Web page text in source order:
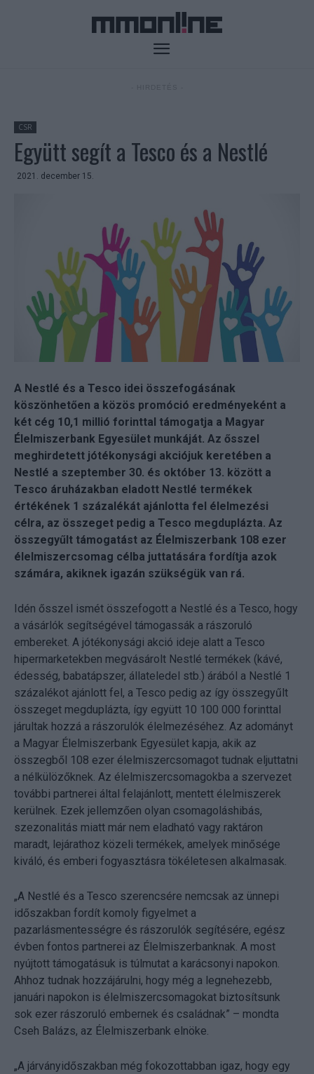
CSR
Együtt segít a Tesco és a Nestlé
2021. december 15.
A Nestlé és a Tesco idei összefogásának
köszönhetően a közös promóció eredményeként a
két cég 10,1 millió forinttal támogatja a Magyar
Élelmiszerbank Egyesület munkáját. Az ősszel
meghirdetett jótékonysági akciójuk keretében a
Nestlé a szeptember 30. és október 13. között a
Tesco áruházakban eladott Nestlé termékek
értékének 1 százalékát ajánlotta fel élelmezési
célra, az összeget pedig a Tesco megduplázta. Az
összegyűlt támogatást az Élelmiszerbank 108 ezer
élelmiszercsomag célba juttatására fordítja azok
számára, akiknek igazán szükségük van rá.
Idén ősszel ismét összefogott a Nestlé és a Tesco, hogy
a vásárlók segítségével támogassák a rászoruló
embereket. A jótékonysági akció ideje alatt a Tesco
hipermarketekben megvásárolt Nestlé termékek (kávé,
édesség, babatápszer, állateledel stb.) árából a Nestlé 1
százalékot ajánlott fel, a Tesco pedig az így összegyűlt
összeget megduplázta, így együtt 10 100 000 forinttal
járultak hozzá a rászorulók élelmezéséhez. Az adományt
a Magyar Élelmiszerbank Egyesület kapja, akik az
összegből 108 ezer élelmiszercsomagot tudnak eljuttatni
a nélkülözőknek. Az élelmiszercsomagokba a szervezet
további partnerei által felajánlott, mentett élelmiszerek
kerülnek. Ezek jellemzően olyan csomagoláshibás,
szezonalitás miatt már nem eladható vagy raktáron
maradt, lejárathoz közeli termékek, amelyek minősége
kiváló, és emberi fogyasztásra tökéletesen alkalmasak.
„A Nestlé és a Tesco szerencsére nemcsak az ünnepi
időszakban fordít komoly figyelmet a
pazarlásmentességre és rászorulók segítésére, egész
évben fontos partnerei az Élelmiszerbanknak. A most
nyújtott támogatásuk is túlmutat a karácsonyi napokon.
Ahhoz tudnak hozzájárulni, hogy még a legnehezebb,
januári napokon is élelmiszercsomagokat biztosítsunk
sok ezer rászoruló embernek és családnak” – mondta
Cseh Balázs, az Élelmiszerbank elnöke.
„A járványidőszakban még fokozottabban igaz, hogy egy